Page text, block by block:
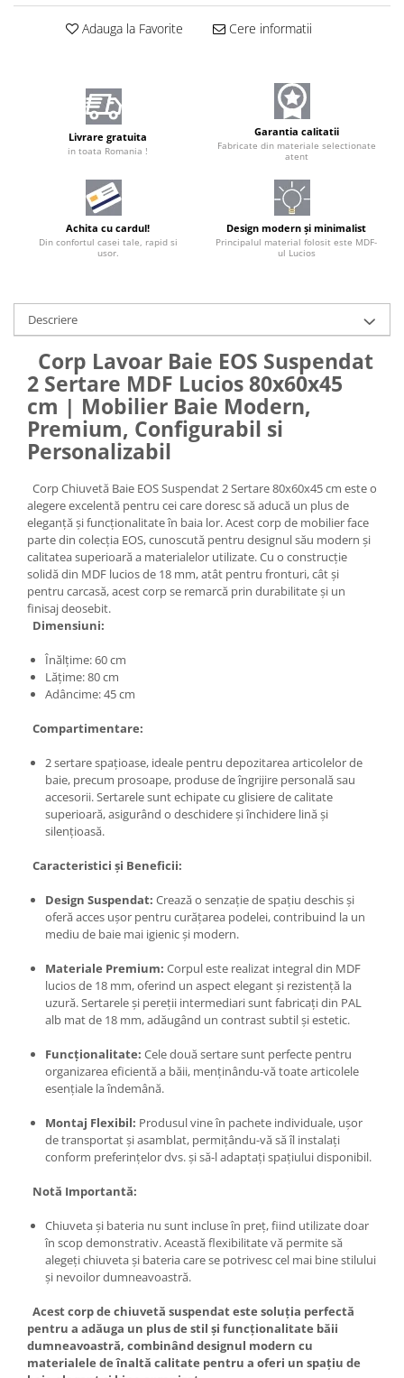
Adauga la Favorite Cere informatii
Livrare gratuita
in toata Romania !
Garantia calitatii
Fabricate din materiale selectionate
atent
Achita cu cardul!
Din confortul casei tale, rapid si
usor.
Design modern și minimalist
Principalul material folosit este MDF-
ul Lucios
Descriere
Corp Lavoar Baie EOS Suspendat
2 Sertare MDF Lucios 80x60x45
cm | Mobilier Baie Modern,
Premium, Configurabil si
Personalizabil
Corp Chiuvetă Baie EOS Suspendat 2 Sertare 80x60x45 cm este o
alegere excelentă pentru cei care doresc să aducă un plus de
eleganță și funcționalitate în baia lor. Acest corp de mobilier face
parte din colecția EOS, cunoscută pentru designul său modern și
calitatea superioară a materialelor utilizate. Cu o construcție
solidă din MDF lucios de 18 mm, atât pentru fronturi, cât și
pentru carcasă, acest corp se remarcă prin durabilitate și un
finisaj deosebit.
Dimensiuni:
Înălțime: 60 cm
Lățime: 80 cm
Adâncime: 45 cm
Compartimentare:
2 sertare spațioase, ideale pentru depozitarea articolelor de
baie, precum prosoape, produse de îngrijire personală sau
accesorii. Sertarele sunt echipate cu glisiere de calitate
superioară, asigurând o deschidere și închidere lină și
silențioasă.
Caracteristici și Beneficii:
Design Suspendat: Crează o senzație de spațiu deschis și
oferă acces ușor pentru curățarea podelei, contribuind la un
mediu de baie mai igienic și modern.
Materiale Premium: Corpul este realizat integral din MDF
lucios de 18 mm, oferind un aspect elegant și rezistență la
uzură. Sertarele și pereții intermediari sunt fabricați din PAL
alb mat de 18 mm, adăugând un contrast subtil și estetic.
Funcționalitate: Cele două sertare sunt perfecte pentru
organizarea eficientă a băii, menținându-vă toate articolele
esențiale la îndemână.
Montaj Flexibil: Produsul vine în pachete individuale, ușor
de transportat și asamblat, permițându-vă să îl instalați
conform preferințelor dvs. și să-l adaptați spațiului disponibil.
Notă Importantă:
Chiuveta și bateria nu sunt incluse în preț, fiind utilizate doar
în scop demonstrativ. Această flexibilitate vă permite să
alegeți chiuveta și bateria care se potrivesc cel mai bine stilului
și nevoilor dumneavoastră.
Acest corp de chiuvetă suspendat este soluția perfectă
pentru a adăuga un plus de stil și funcționalitate băii
dumneavoastră, combinând designul modern cu
materialele de înaltă calitate pentru a oferi un spațiu de